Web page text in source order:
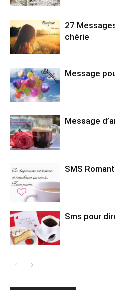
27
chérie
Message
Message
SMS
Sms pour